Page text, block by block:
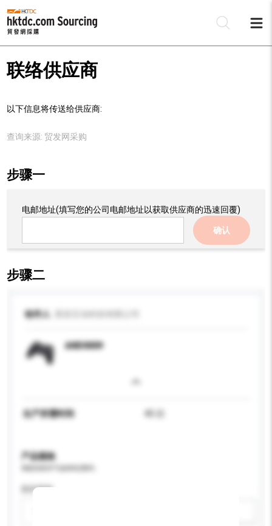
联络供应商
以下信息将传送给供应商:
查询来源: 贸发网采购
步骤一
电邮地址(填写您的公司电邮地址以获取供应商的迅速回覆)
确认
步骤二
收件人
AND0009
生产所需时间 45 日
产品规格
防护等级